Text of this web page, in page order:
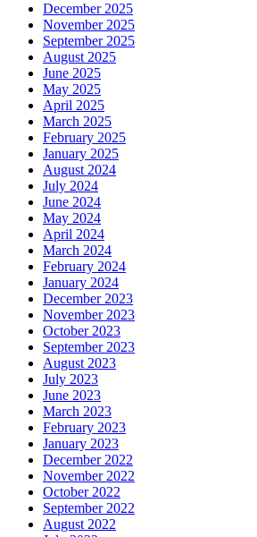
December 2025
November 2025
September 2025
August 2025
June 2025
May 2025
April 2025
March 2025
February 2025
January 2025
August 2024
July 2024
June 2024
May 2024
April 2024
March 2024
February 2024
January 2024
December 2023
November 2023
October 2023
September 2023
August 2023
July 2023
June 2023
March 2023
February 2023
January 2023
December 2022
November 2022
October 2022
September 2022
August 2022